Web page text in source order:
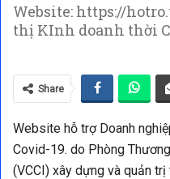
Website: https://
thị KInh doanh thời
Share
Website hỗ trợ Doanh
Covid-19. do Phòng
(VCCI) xây dựng và quản